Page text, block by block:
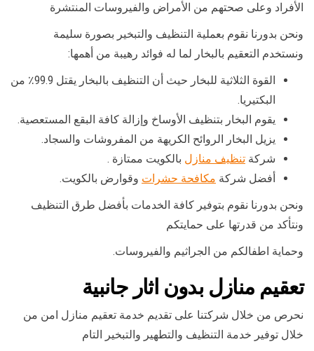
الأفراد وعلى صحتهم من الأمراض والفيروسات المنتشرة
ونحن بدورنا نقوم بعملية التنظيف والتبخير بصورة سليمة
ونستخدم التعقيم بالبخار لما له فوائد رهيبة من أهمها:
القوة الثلاثية للبخار حيث أن التنظيف بالبخار يقتل 99.9٪ من
البكتيريا.
يقوم البخار بتنظيف الأوساخ وإزالة كافة البقع المستعصية.
يزيل البخار الروائح الكريهة من المفروشات والسجاد.
شركة تنظيف منازل بالكويت ممتازة .
أفضل شركة مكافحة حشرات وقوارض بالكويت.
ونحن بدورنا نقوم بتوفير كافة الخدمات بأفضل طرق التنظيف
ونتأكد من قدرتها على حمايتكم
وحماية اطفالكم من الجراثيم والفيروسات.
تعقيم منازل بدون اثار جانبية
نحرص من خلال شركتنا على تقديم خدمة تعقيم منازل امن من
خلال توفير خدمة التنظيف والتطهير والتبخير التام